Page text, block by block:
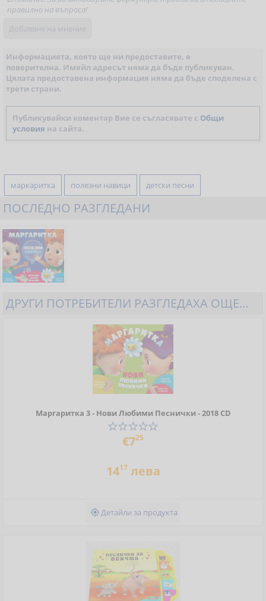
правилно на въпроса!
Информацията, която ще ни предоставите, е
поверителна. Имейл адресът няма да бъде публикуван.
Цялата предоставена информация няма да бъде споделена с
трети страни.
Публикувайки коментар Вие се съгласявате с Общи
условия на сайта.
маркаритка полезни навици детски песни
ПОСЛЕДНО РАЗГЛЕДАНИ
ДРУГИ ПОТРЕБИТЕЛИ РАЗГЛЕДАХА ОЩЕ...
Маргаритка 3 - Нови Любими Песнички - 2018 CD
€725
1417лева
Детайли за продукта